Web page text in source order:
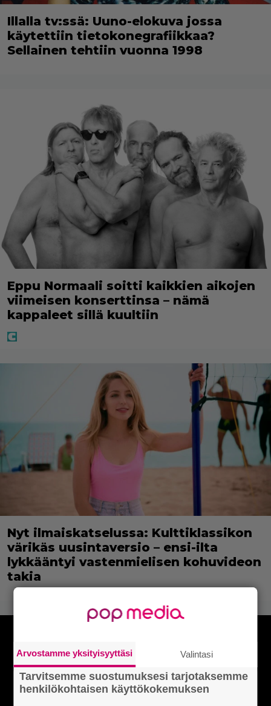
Illalla tv:ssä: Uuno-elokuva jossa
käytettiin tietokonegrafiikkaa?
Sellainen tehtiin vuonna 1998
Eppu Normaali soitti kaikkien aikojen
viimeisen konserttinsa – nämä
kappaleet sillä kuultiin
Nyt ilmaiskatselussa: Kulttiklassikon
värikäs uusintaversio – ensi-ilta
lykkääntyi vastenmielisen kohuvideon
takia
Arvostamme yksityisyyttäsi Valintasi
Tarvitsemme suostumuksesi tarjotaksemme
henkilökohtaisen käyttökokemuksen